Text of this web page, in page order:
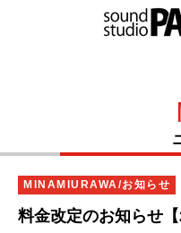
MINAMIURAWA/お知らせ
料金改定のお知らせ